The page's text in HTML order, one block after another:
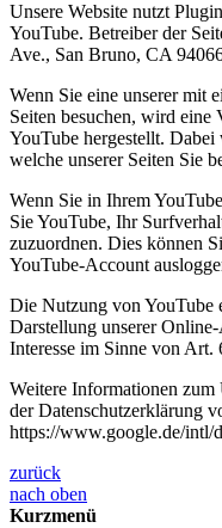
Unsere Website nutzt
YouTube. Betreiber der
Ave., San Bruno, CA
Wenn Sie eine unserer mit
Seiten besuchen, wird eine
YouTube hergestellt.
welche unserer Seiten Sie
Wenn Sie in Ihrem
Sie YouTube, Ihr
zuzuordnen. Dies können
YouTube-Account
Die Nutzung von YouTube
Darstellung unserer
Interesse im Sinne von
Weitere Informationen
der Datenschutzerklärung
https://www.google.de/intl/
zurück
nach oben
Kurzmenü